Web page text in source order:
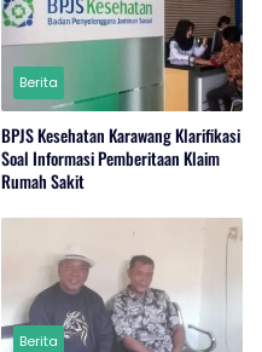
Berita
BPJS Kesehatan Karawang Klarifikasi
Soal Informasi Pemberitaan Klaim
Rumah Sakit
Berita